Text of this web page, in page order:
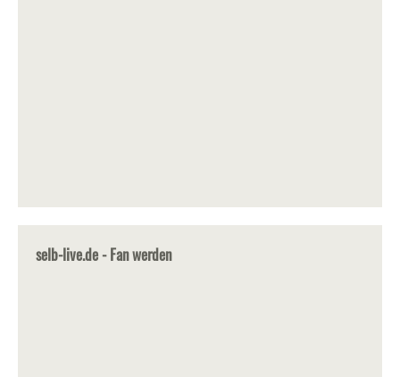
selb-live.de - Fan werden